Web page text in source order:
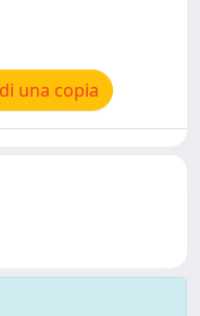
una copia